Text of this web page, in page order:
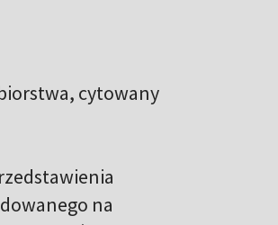
cytowany
na